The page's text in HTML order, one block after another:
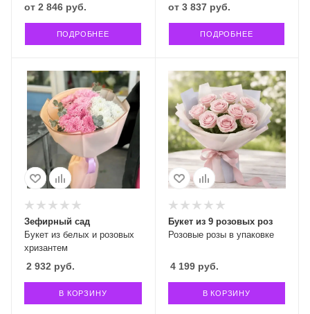
от 2 846 руб.
ПОДРОБНЕЕ
от 3 837 руб.
ПОДРОБНЕЕ
Букет из белых и розовых
хризантем
Зефирный сад
2 932 руб.
В КОРЗИНУ
Розовые розы в упаковке
Букет из 9 розовых роз
4 199руб.
В КОРЗИНУ